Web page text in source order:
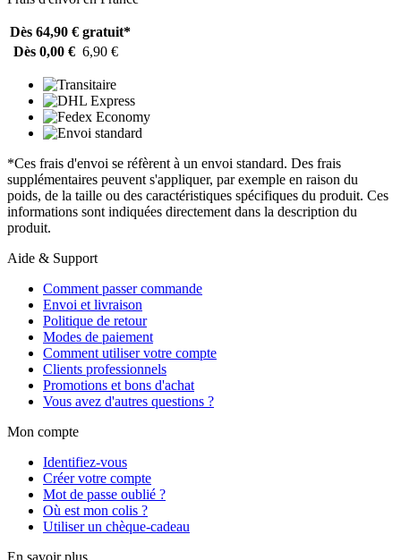
Dès 64,90 € gratuit*
Dès 0,00 € 6,90 €
*Ces frais d'envoi se réfèrent à un envoi standard. Des frais
supplémentaires peuvent s'appliquer, par exemple en raison du
poids, de la taille ou des caractéristiques spécifiques du produit. Ces
informations sont indiquées directement dans la description du
produit.
Aide & Support
Comment passer commande
Envoi et livraison
Politique de retour
Modes de paiement
Comment utiliser votre compte
Clients professionnels
Promotions et bons d'achat
Vous avez d'autres questions ?
Mon compte
Identifiez-vous
Créer votre compte
Mot de passe oublié ?
Où est mon colis ?
Utiliser un chèque-cadeau